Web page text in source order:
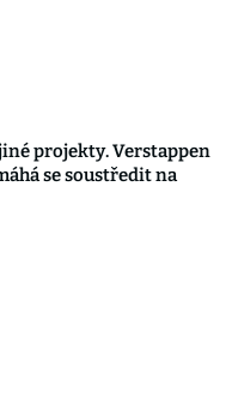
projekty. Verstappen
se soustředit na